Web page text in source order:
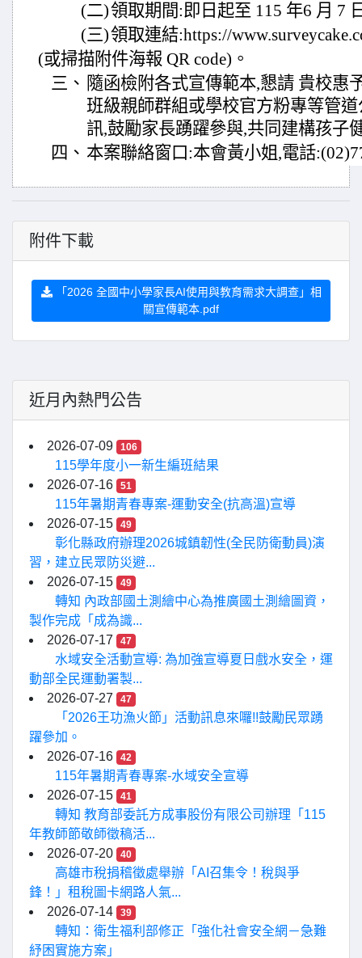
(二)領取期間:即日起至 115 年6 月 7
(三)領取連結:https://
(或掃描附件海報 QR code)。
三、 隨函檢附各式宣傳範本,懇請 貴校惠
班級親師群組或學校官方粉專等管
訊,鼓勵家長踴躍參與,共同建構孩子
四、 本案聯絡窗口:本會黃小姐,電話
附件下載
「2026 全國中小學家長AI使用與教育需求大調查」相
關宣傳範本.pdf
近月內熱門公告
2026-07-09 106
115學年度小一新生編班結果
2026-07-16
51
115年暑期青春專案-運動安全(抗高溫)宣導
2026-07-15
49
彰化縣政府辦理2026城鎮韌性(全民防衛動員)演
習，建立民眾防災避...
2026-07-15
49
轉知 內政部國土測繪中心為推廣國土測繪圖資，
製作完成「成為識...
2026-07-17
47
水域安全活動宣導: 為加強宣導夏日戲水安全，運
動部全民運動署製...
2026-07-27
47
「2026王功漁火節」活動訊息來囉!!鼓勵民眾踴
躍參加。
2026-07-16
42
115年暑期青春專案-水域安全宣導
2026-07-15
41
轉知 教育部委託方成事股份有限公司辦理「115
年教師節敬師徵稿活...
2026-07-20
40
高雄市稅捐稽徵處舉辦「AI召集令！稅與爭
鋒！」租稅圖卡網路人氣...
2026-07-14
39
轉知：衛生福利部修正「強化社會安全網－急難
紓困實施方案」